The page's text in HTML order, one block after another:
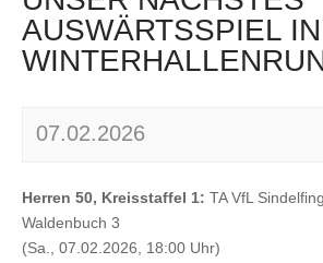
AUSWÄRTSSPIEL
07.02.2026
Herren 50, Kreisstaffel 1: TA VfL
Waldenbuch 3
(Sa., 07.02.2026, 18:00 Uhr)